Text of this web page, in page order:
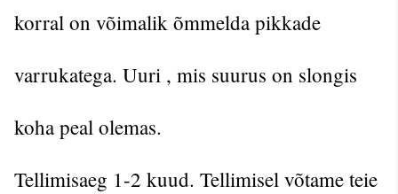
korral on võimalik õmmelda pikkade
varrukatega. Uuri , mis suurus on slongis
koha peal olemas.
Tellimisaeg 1-2 kuud. Tellimisel võtame teie